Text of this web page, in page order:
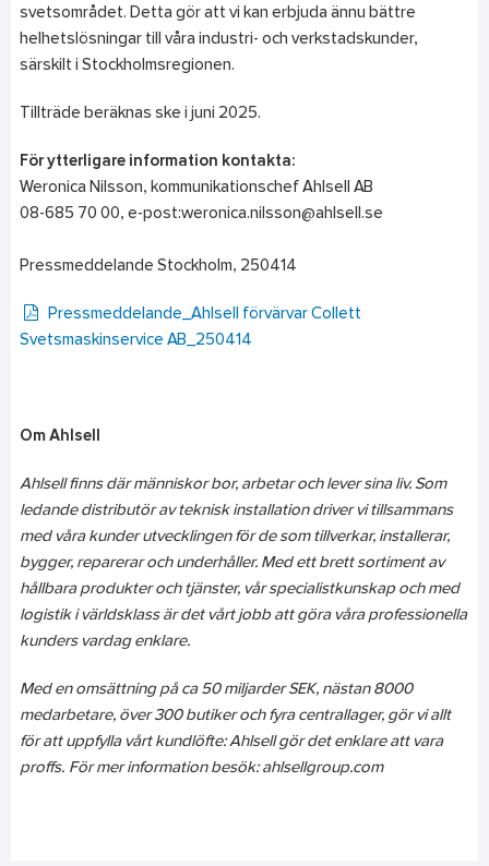
svetsområdet. Detta gör att vi kan erbjuda ännu bättre
helhetslösningar till våra industri- och verkstadskunder,
särskilt i Stockholmsregionen.
Tillträde beräknas ske i juni 2025.
För ytterligare information kontakta:
Weronica Nilsson, kommunikationschef Ahlsell AB
08-685 70 00, e-post:weronica.nilsson@ahlsell.se
Pressmeddelande Stockholm, 250414
Pressmeddelande_Ahlsell förvärvar Collett
Svetsmaskinservice AB_250414
Om Ahlsell
Ahlsell finns där människor bor, arbetar och lever sina liv. Som
ledande distributör av teknisk installation driver vi tillsammans
med våra kunder utvecklingen för de som tillverkar, installerar,
bygger, reparerar och underhåller. Med ett brett sortiment av
hållbara produkter och tjänster, vår specialistkunskap och med
logistik i världsklass är det vårt jobb att göra våra professionella
kunders vardag enklare.
Med en omsättning på ca 50 miljarder SEK, nästan 8000
medarbetare, över 300 butiker och fyra centrallager, gör vi allt
för att uppfylla vårt kundlöfte: Ahlsell gör det enklare att vara
proffs. För mer information besök: ahlsellgroup.com